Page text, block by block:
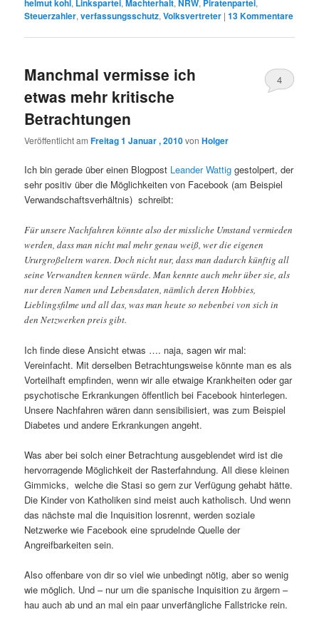
helmut kohl Linkspartei Machterhalt NRW Piratenpartei
Steuerzahler,verfassungsschutz,Volksvertreter |13Kommentare
Manchmal vermisse ich
etwas mehr kritische
Betrachtungen
Veröffentlicht amFreitag 1 Januar , 2010vonHolger
4
Ich bin gerade über einen Blogpost Leander Wattig gestolpert, der
sehr positiv über die Möglichkeiten von Facebook (am Beispiel
Verwandschaftsverhältnis) schreibt:
Für unsere Nachfahren könnte also der missliche Umstand vermieden
werden, dass man nicht mal mehr genau weiß, wer die eigenen
Ururgroßeltern waren. Doch nicht nur, dass man dadurch künftig all
seine Verwandten kennen würde. Man kennte auch mehr über sie, als
nur deren Namen und Lebensdaten, nämlich deren Hobbies,
Lieblingsfilme und all das, was man heute so nebenbei von sich in
den Netzwerken preis gibt.
Ich finde diese Ansicht etwas …. naja, sagen wir mal:
Vereinfacht. Mit derselben Betrachtungsweise könnte man es als
Vorteilhaft empfinden, wenn wir alle etwaige Krankheiten oder gar
psychotische Erkrankungen öffentlich bei Facebook hinterlegen.
Unsere Nachfahren wären dann sensibilisiert, was zum Beispiel
Diabetes und andere Erkrankungen angeht.
Was aber bei solch einer Betrachtung ausgeblendet wird ist die
hervorragende Möglichkeit der Rasterfahndung. All diese kleinen
Gimmicks, welche die Stasi so gern zur Verfügung gehabt hätte.
Die Kinder von Katholiken sind meist auch katholisch. Und wenn
das nächste mal die Inquisition losrennt, werden soziale
Netzwerke wie Facebook eine sprudelnde Quelle der
Angreifbarkeiten sein.
Also offenbare von dir so viel wie unbedingt nötig, aber so wenig
wie möglich. Und – nur um die spanische Inquisition zu ärgern –
hau auch ab und an mal ein paar unverfängliche Fallstricke rein.